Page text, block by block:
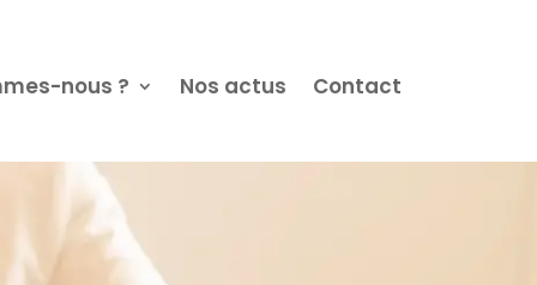
nous ? Nos actus Contact